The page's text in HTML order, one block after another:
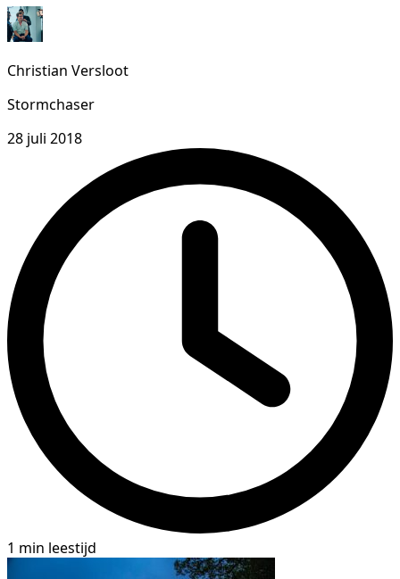
Christian Versloot
Stormchaser
28 juli 2018
1 min leestijd